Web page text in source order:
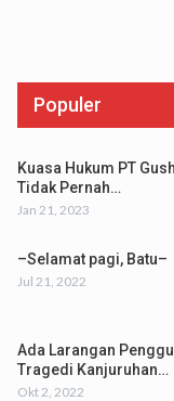
Populer
Kuasa Hukum PT
Tidak Pernah…
Jan 21, 2023
–Selamat pagi, Batu–
Jul 21, 2022
Ada Larangan
Tragedi Kanjuruhan…
Okt 2, 2022